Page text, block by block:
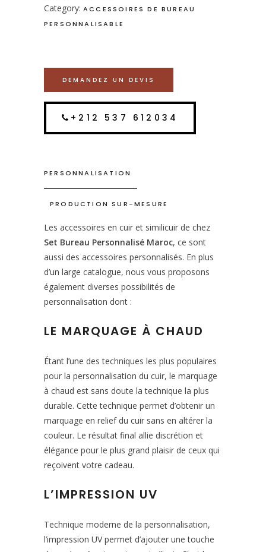
Category: ACCESSOIRES DE BUREAU
PERSONNALISABLE
DEMANDEZ UN DEVIS
+212 537 612034
PERSONNALISATION
PRODUCTION SUR-MESURE
Les accessoires en cuir et similicuir de chez
Set Bureau Personnalisé Maroc, ce sont
aussi des accessoires personnalisés. En plus
d’un large catalogue, nous vous proposons
également diverses possibilités de
personnalisation dont :
LE MARQUAGE À CHAUD
Étant l’une des techniques les plus populaires
pour la personnalisation du cuir, le marquage
à chaud est sans doute la technique la plus
durable. Cette technique permet d’obtenir un
marquage en relief du cuir sans en altérer la
couleur. Le résultat final allie discrétion et
élégance pour le plus grand plaisir de ceux qui
reçoivent votre cadeau.
L’IMPRESSION UV
Technique moderne de la personnalisation,
l’impression UV permet d’ajouter une touche